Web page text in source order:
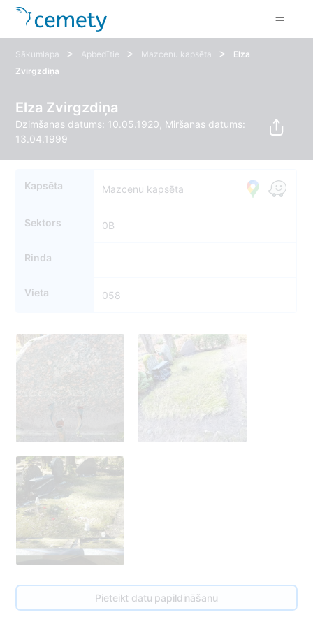
Sākumlapa > Apbedītie > Mazcenu kapsēta >
Elza
Zvirgzdiņa
Elza Zvirgzdiņa
Dzimšanas datums: 10.05.1920, Miršanas datums:
13.04.1999
Kapsēta Mazcenu kapsēta
Sektors 0B
Rinda
Vieta 058
Pieteikt datu papildināšanu